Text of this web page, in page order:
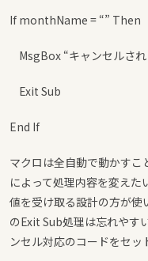
If monthName = “” Then
MsgBox “キャンセルさ
Exit Sub
End If
マクロは全自動で動かす
によって処理内容を変え
値を受け取る設計の方が使
のExit Sub処理は忘れやす
ンセル対応のコードをセッ